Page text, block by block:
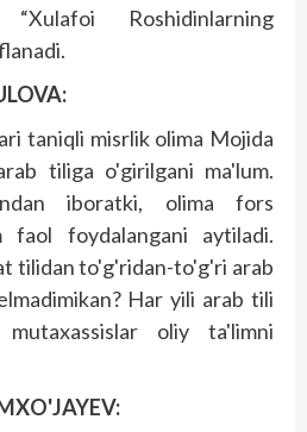
Roshidinlarning
taniqli misrlik olima Mojida
tiliga o'girilgani ma'lum.
iboratki, olima fors
faol foydalangani aytiladi.
tilidan to'g'ridan-to'g'ri arab
Har yili arab tili
mutaxassislar oliy ta'limni